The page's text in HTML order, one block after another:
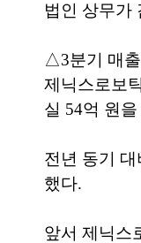
법인 상무가
△3분기 매
제닉스로보
실 54억 원
전년 동기
했다.
앞서 제닉스